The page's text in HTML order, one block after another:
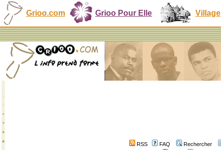
Grioo.com Grioo Pour Elle Village
RSS FAQ
Rechercher